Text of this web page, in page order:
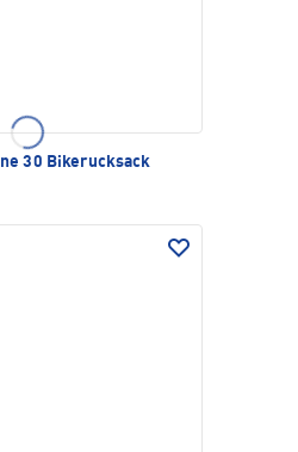
30 Bikerucksack